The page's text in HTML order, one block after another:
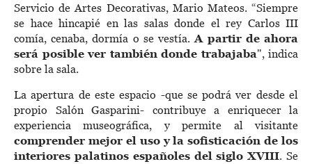
Servicio de Artes Decorativas, Mario Mateos. “Siempre
se hace hincapié en las salas donde el rey Carlos III
comía, cenaba, dormía o se vestía.A partir de ahora
será posible ver también donde trabajaba", indica
sobre la sala.
La apertura de este espacio -que se podrá ver desde el
propio Salón Gasparini- contribuye a enriquecer la
experiencia museográfica, y permite al visitante
comprender mejor el uso y la sofisticación de los
interiores palatinos españoles del siglo XVIII. Se